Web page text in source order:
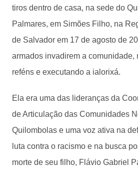
tiros dentro de casa, na sede do
Palmares, em Simões Filho, na
de Salvador em 17 de agosto de
armados invadirem a comunidade,
reféns e executando a ialorixá.
Ela era uma das lideranças da
de Articulação das Comunidades
Quilombolas e uma voz ativa na
luta contra o racismo e na busca
morte de seu filho, Flávio Gabriel